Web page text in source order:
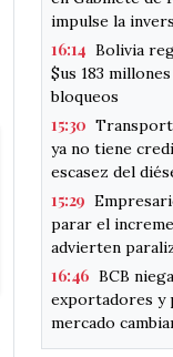
impulse la
16:14 Bolivia
$us 183
bloqueos
15:30
ya no tiene
escasez del
15:29
parar el
advierten
16:46 BCB
exportadores y
mercado